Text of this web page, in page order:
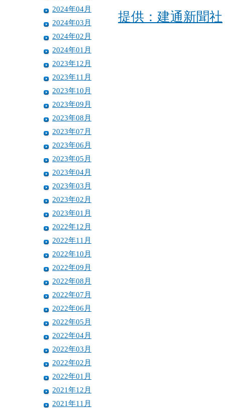
2024年04月
2024年03月
2024年02月
2024年01月
2023年12月
2023年11月
2023年10月
2023年09月
2023年08月
2023年07月
2023年06月
2023年05月
2023年04月
2023年03月
2023年02月
2023年01月
2022年12月
2022年11月
2022年10月
2022年09月
2022年08月
2022年07月
2022年06月
2022年05月
2022年04月
2022年03月
2022年02月
2022年01月
2021年12月
2021年11月
提供：建通新聞社